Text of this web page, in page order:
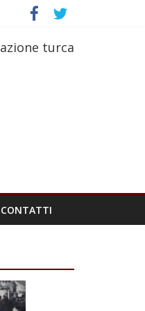
turca
CONTATTI